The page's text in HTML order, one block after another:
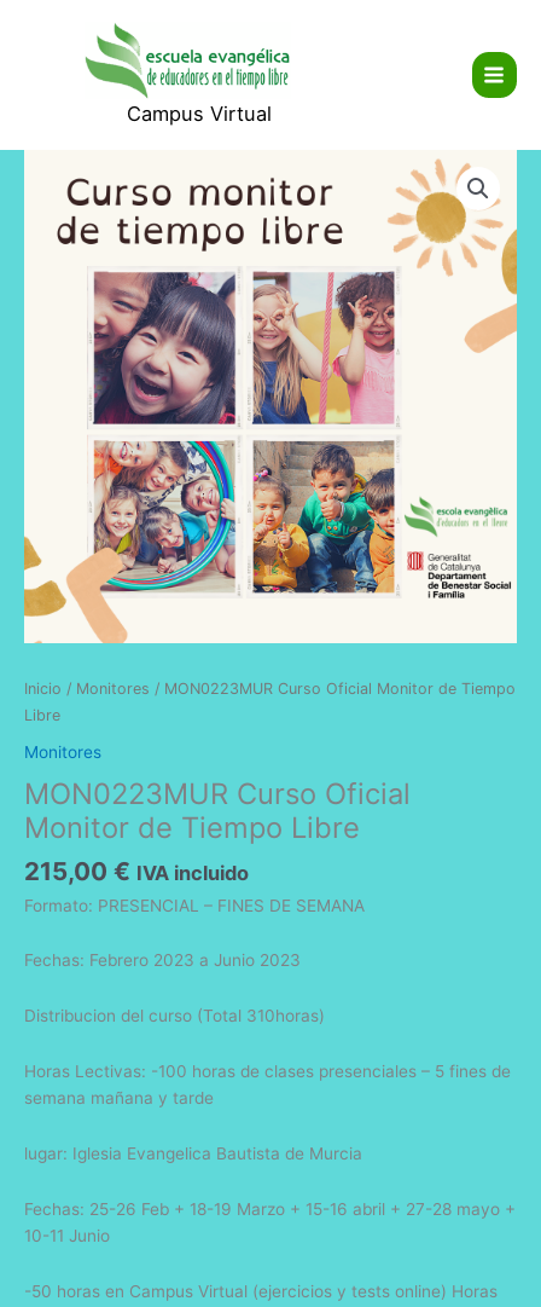
Campus Virtual
Inicio / Monitores / MON0223MUR Curso Oficial Monitor de Tiempo
Libre
Monitores
MON0223MUR Curso Oficial
Monitor de Tiempo Libre
215,00 € IVA incluido
Formato: PRESENCIAL – FINES DE SEMANA
Fechas: Febrero 2023 a Junio 2023
Distribucion del curso (Total 310horas)
Horas Lectivas: -100 horas de clases presenciales – 5 fines de
semana mañana y tarde
lugar: Iglesia Evangelica Bautista de Murcia
Fechas: 25-26 Feb + 18-19 Marzo + 15-16 abril + 27-28 mayo +
10-11 Junio
-50 horas en Campus Virtual (ejercicios y tests online) Horas
Curso
Monitor
cantidad